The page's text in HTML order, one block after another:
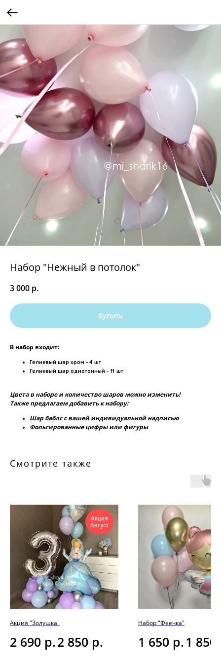
Набор "Нежный в потолок"
3 000 р.
Купить
В набор входит:
Гелиевый шар хром - 4 шт
Гелиевый шар однотонный - 11 шт
Цвета в наборе и количество шаров можно изменить!
Также предлагаем добавить к набору:
Шар баблс с вашей индивидуальной надписью
Фольгированные цифры или фигуры
Смотрите также
Акция
Август
Акция "Золушка"
2 690 р.2 850 р.
Набор "Феечка"
1 650 р.1 850